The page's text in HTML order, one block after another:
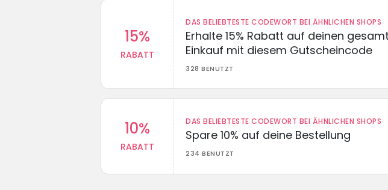
15%
RABATT
DAS BELIEBTESTE CODEWORT BEI ÄHNLICHEN SHOPS
Erhalte 15% Rabatt auf deinen
Einkauf mit diesem Gutscheincode
328 BENUTZT
10%
RABATT
DAS BELIEBTESTE CODEWORT BEI ÄHNLICHEN SHOPS
Spare 10% auf deine Bestellung
234 BENUTZT